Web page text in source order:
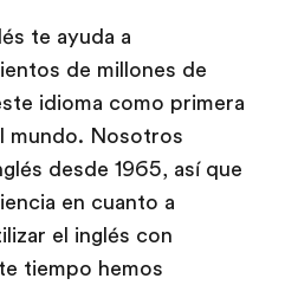
te ayuda a
de millones de
idioma como primera
mundo. Nosotros
desde 1965, así que
en cuanto a
el inglés con
tiempo hemos